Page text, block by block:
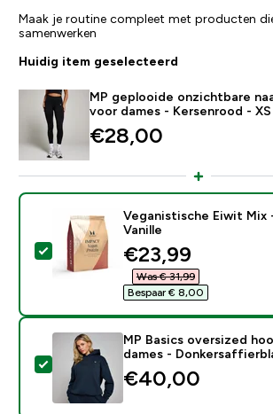
Maak je routine compleet met producten
samenwerken
Huidig item geselecteerd
MP geplooide onzichtbare
voor dames - Kersenrood - XS
€28,00‎
Selecteer dit product -
Veganistische Eiwit Mix
Vanille
discounted price
€23,99‎
Was € 31,99‎
Bespaar € 8,00‎
Selecteer dit product - MP
MP Basics oversized
dames -
€40,00‎